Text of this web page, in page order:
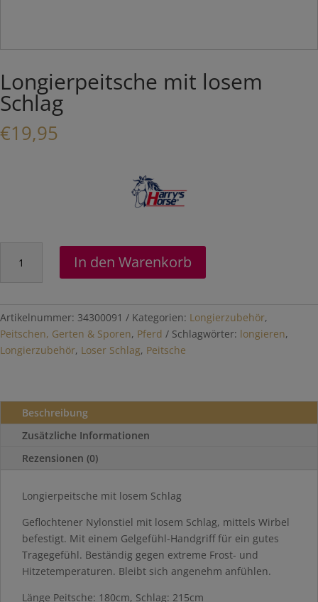
Longierpeitsche mit losem
Schlag
€19,95
Longierpeitsche
Menge
In den Warenkorb
Artikelnummer: 34300091 Kategorien: Longierzubehör,
Peitschen, Gerten & Sporen, Pferd Schlagwörter: longieren,
Longierzubehör, Loser Schlag, Peitsche
Beschreibung
Zusätzliche Informationen
Rezensionen (0)
Longierpeitsche mit losem Schlag
Geflochtener Nylonstiel mit losem Schlag, mittels Wirbel
befestigt. Mit einem Gelgefühl-Handgriff für ein gutes
Tragegefühl. Beständig gegen extreme Frost- und
Hitzetemperaturen. Bleibt sich angenehm anfühlen.
Länge Peitsche: 180cm, Schlag: 215cm